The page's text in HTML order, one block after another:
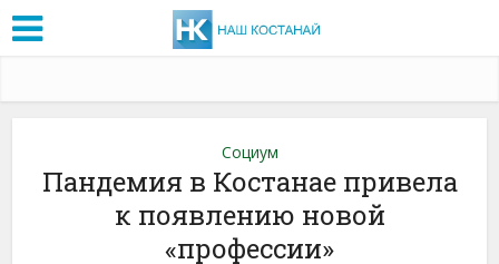
Социум
Пандемия в Костанае привела
к появлению новой
«профессии»